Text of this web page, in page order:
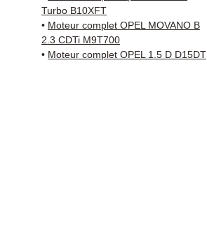
Turbo B10XFT
• Moteur complet OPEL MOVANO B
2.3 CDTi M9T700
• Moteur complet OPEL 1.5 D D15DT